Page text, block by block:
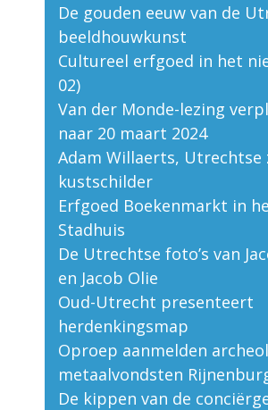
De gouden eeuw van de
beeldhouwkunst
Cultureel erfgoed in het
02)
Van der Monde-lezing
naar 20 maart 2024
Adam Willaerts, Utrechtse
kustschilder
Erfgoed Boekenmarkt in
Stadhuis
De Utrechtse foto’s van
en Jacob Olie
Oud-Utrecht presenteert
herdenkingsmap
Oproep aanmelden
metaalvondsten
De kippen van de